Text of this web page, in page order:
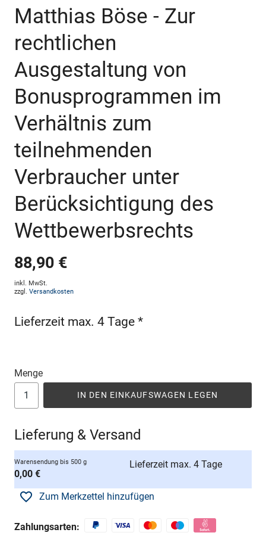
Matthias Böse - Zur
rechtlichen
Ausgestaltung von
Bonusprogrammen im
Verhältnis zum
teilnehmenden
Verbraucher unter
Berücksichtigung des
Wettbewerbsrechts
88,90 €
inkl. MwSt.
zzgl. Versandkosten
Lieferzeit max. 4 Tage *
Menge
IN DEN EINKAUFSWAGEN LEGEN
Lieferung & Versand
Warensendung bis 500 g
0,00 €
Lieferzeit max. 4 Tage
Zum Merkzettel hinzufügen
Zahlungsarten: